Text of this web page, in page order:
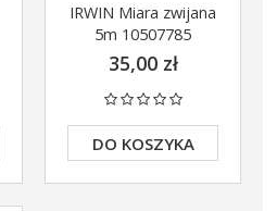
IRWIN Miara zwijana
5m 10507785
35,00 zł
DO KOSZYKA